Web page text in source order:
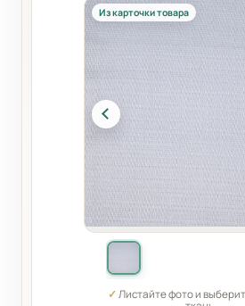
Из карточки товара
✓Листайте фото и